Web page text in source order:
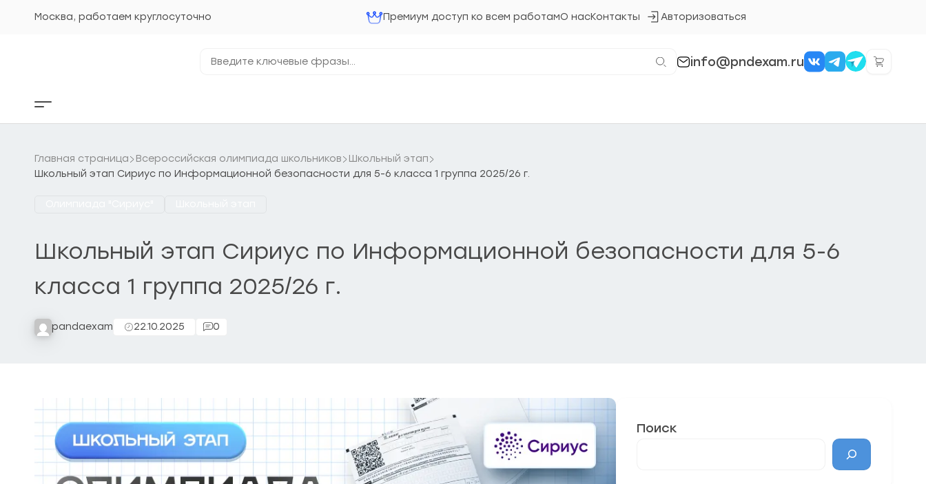
Москва, работаем круглосуточно Премиум доступ ко всем работамО насКонтакты Авторизоваться
Кнопка
ключевые
info@pndexam.ru
Кнопка
бокового
Главная страница Всероссийская олимпиада школьников
Школьный этап
Школьный этап Сириус по Информационной безопасности для 5-6 класса 1 группа 2025/26 г.
Школьный этап Сириус по Информационной безопасности для 5-6
класса 1 группа 2025/26 г.
pandaexam 22.10.2025 0
Поиск